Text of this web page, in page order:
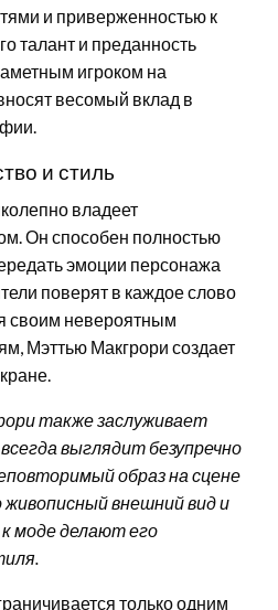
и приверженностью к
талант и преданность
игроком на
весомый вклад в
и стиль
владеет
Он способен полностью
эмоции персонажа
поверят в каждое слово
своим невероятным
Мэттью Макгрори создает
также заслуживает
выглядит безупречно
образ на сцене
живописный внешний вид и
моде делают его
только одним